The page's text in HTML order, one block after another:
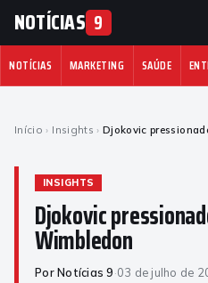
NOTÍCIAS 9
NOTÍCIAS MARKETING SAÚDE
Início › Insights › Djokovic
INSIGHTS
Djokovic
Wimbledon
Por Notícias 9·03 de julho de